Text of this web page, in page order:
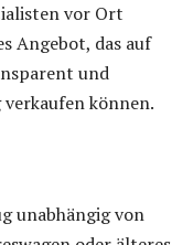
vor Ort
Angebot, das auf
und
können.
unabhängig von